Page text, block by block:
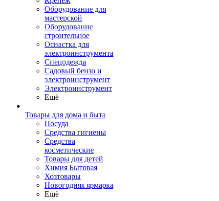
Оборудование для
мастерской
Оборудование
строительное
Оснастка для
электроинструмента
Спецодежда
Садовый бензо и
электроинструмент
Электроинструмент
Ещё
Товары для дома и быта
Посуда
Средства гигиены
Средства
косметические
Товары для детей
Химия Бытовая
Хозтовары
Новогодняя ярмарка
Ещё